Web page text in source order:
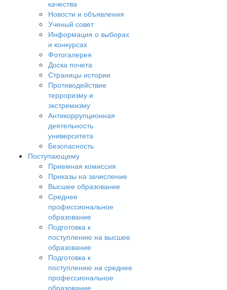
качества
Новости и объявления
Ученый совет
Информация о выборах
и конкурсах
Фотогалерея
Доска почета
Страницы истории
Противодействие
терроризму и
экстремизму
Антикоррупционная
деятельность
университета
Безопасность
Поступающему
Приемная комиссия
Приказы на зачисление
Высшее образование
Среднее
профессиональное
образование
Подготовка к
поступлению на высшее
образование
Подготовка к
поступлению на среднее
профессиональное
образование